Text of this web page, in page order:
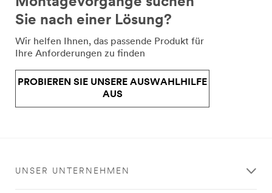
Sie nach einer Lösung?
Wir helfen Ihnen, das passende Produkt für
Ihre Anforderungen zu finden
PROBIEREN SIE UNSERE AUSWAHLHILFE
AUS
UNSER UNTERNEHMEN